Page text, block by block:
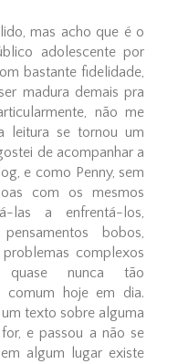
mas acho que é o
adolescente por
bastante fidelidade,
madura demais pra
não me
leitura se tornou um
de acompanhar a
e como Penny, sem
com os mesmos
las a enfrentá-los,
bobos,
complexos
nunca tão
comum hoje em dia.
texto sobre alguma
e passou a não se
algum lugar existe